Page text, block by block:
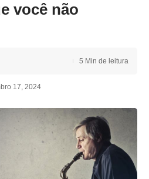
você não
17, 2024
5 Min de leitura